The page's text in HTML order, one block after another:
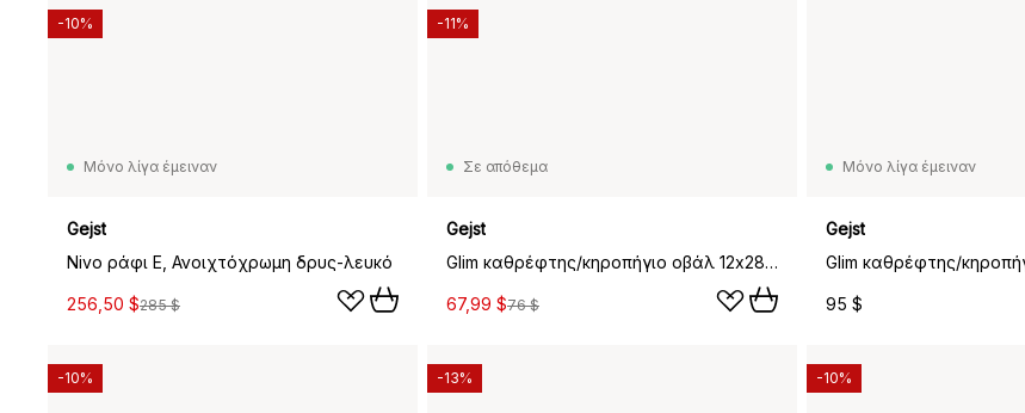
Μόνο λίγα έμειναν
Gejst
Nivo ράφι E, Ανοιχτόχρωμη δρυς-λευκό
256,50 $285 $
-10%
Σε απόθεμα
Gejst
Glim καθρέφτης/κηροπήγιο οβάλ 12x28 cm, μαύρο
67,99 $76 $
-11%
Μόνο λίγα έμειναν
Gejst
95 $
-10% -13% -10%